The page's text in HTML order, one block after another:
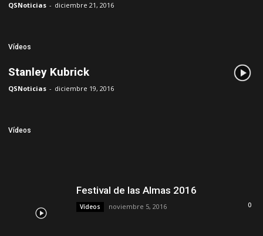
Vídeos
QSNoticias - diciembre 21, 2016
Vídeos
Stanley Kubrick
QSNoticias - diciembre 19, 2016
Festival de las Almas 2016
Vídeos noviembre 5, 2016 0